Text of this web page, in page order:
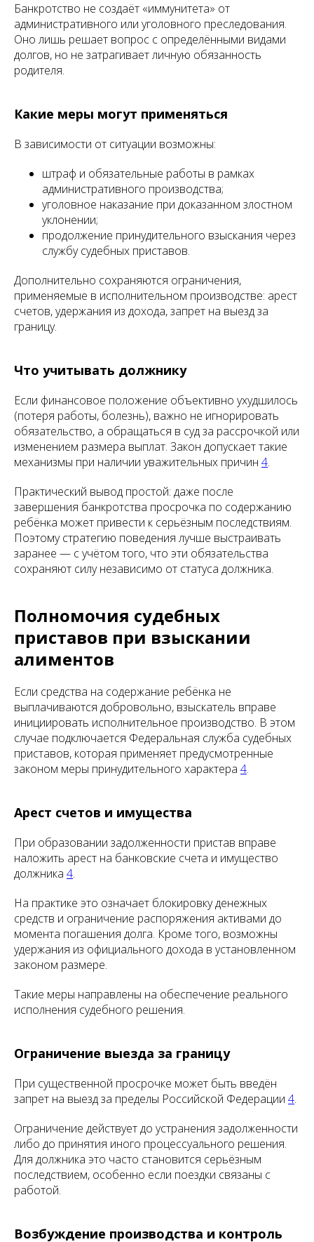
Банкротство не создаёт «иммунитета» от
административного или уголовного преследования.
Оно лишь решает вопрос с определёнными видами
долгов, но не затрагивает личную обязанность
родителя.
Какие меры могут применяться
В зависимости от ситуации возможны:
штраф и обязательные работы в рамках
административного производства;
уголовное наказание при доказанном злостном
уклонении;
продолжение принудительного взыскания через
службу судебных приставов.
Дополнительно сохраняются ограничения,
применяемые в исполнительном производстве: арест
счетов, удержания из дохода, запрет на выезд за
границу.
Что учитывать должнику
Если финансовое положение объективно ухудшилось
(потеря работы, болезнь), важно не игнорировать
обязательство, а обращаться в суд за рассрочкой или
изменением размера выплат. Закон допускает такие
механизмы при наличии уважительных причин 4.
Практический вывод простой: даже после
завершения банкротства просрочка по содержанию
ребёнка может привести к серьёзным последствиям.
Поэтому стратегию поведения лучше выстраивать
заранее — с учётом того, что эти обязательства
сохраняют силу независимо от статуса должника.
Полномочия судебных
приставов при взыскании
алиментов
Если средства на содержание ребёнка не
выплачиваются добровольно, взыскатель вправе
инициировать исполнительное производство. В этом
случае подключается Федеральная служба судебных
приставов, которая применяет предусмотренные
законом меры принудительного характера 4.
Арест счетов и имущества
При образовании задолженности пристав вправе
наложить арест на банковские счета и имущество
должника 4.
На практике это означает блокировку денежных
средств и ограничение распоряжения активами до
момента погашения долга. Кроме того, возможны
удержания из официального дохода в установленном
законом размере.
Такие меры направлены на обеспечение реального
исполнения судебного решения.
Ограничение выезда за границу
При существенной просрочке может быть введён
запрет на выезд за пределы Российской Федерации 4.
Ограничение действует до устранения задолженности
либо до принятия иного процессуального решения.
Для должника это часто становится серьёзным
последствием, особенно если поездки связаны с
работой.
Возбуждение производства и контроль